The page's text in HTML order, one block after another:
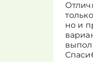
но и